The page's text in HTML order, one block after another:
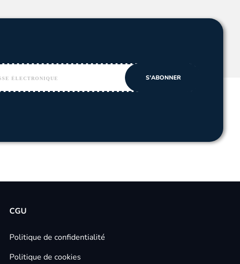
CGU
Politique de confidentialité
Politique de cookies